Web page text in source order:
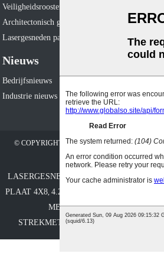
Veiligheidsrooster
Architectonisch gaas
Lasergesneden paneel
Nieuws
Bedrijfsnieuws
Industrie nieuws
© COPYRIGHT - 2010-2023: ALLE RECHTEN
SITEMAP
LASERGESNEDEN ROOSTERPANELEN,
PLAAT 4X8, 4.27 UITGEBREID METALEN
METALEN PANELEN,ZWAAR
STREKMETAALROOSTER